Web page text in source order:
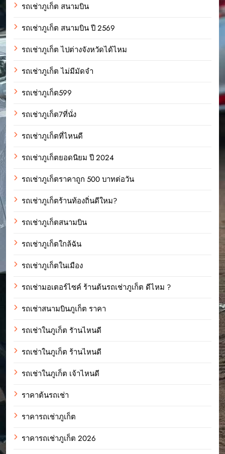
รถเช่าภูเก็ต สนามบิน
รถเช่าภูเก็ต สนามบิน ปี 2569
รถเช่าภูเก็ต ไปต่างจังหวัดได้ไหม
รถเช่าภูเก็ต ไม่มีมัดจำ
รถเช่าภูเก็ต599
รถเช่าภูเก็ต7ที่นั่ง
รถเช่าภูเก็ตที่ไหนดี
รถเช่าภูเก็ตยอดนิยม ปี 2024
รถเช่าภูเก็ตราคาถูก 500 บาทต่อวัน
รถเช่าภูเก็ตร้านท้องถิ่นดีใหม?
รถเช่าภูเก็ตสนามบิน
รถเช่าภูเก็ตใกล้ฉัน
รถเช่าภูเก็ตในเมือง
รถเช่ามอเตอร์ไซค์ ร้านต้นรถเช่าภูเก็ต ดีไหม ?
รถเช่าสนามบินภูเก็ต ราคา
รถเช่าในภูเก็ต รัานไหนดี
รถเช่าในภูเก็ต ร้านไหนดี
รถเช่าในภูเก็ต เจ้าไหนดี
ราคาต้นรถเช่า
ราคารถเช่าภูเก็ต
ราคารถเช่าภูเก็ต 2026